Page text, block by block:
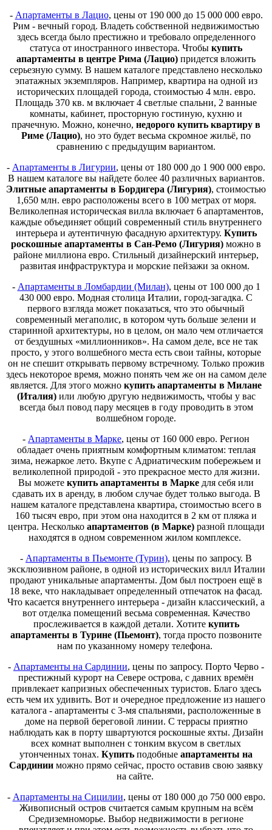
- Апартаменты в Лацио, цены от 190 000 до 15 000 000 евро.
Рим - вечный город. Владеть собственной недвижимостью
здесь всегда было престижно и требовало определенного
статуса от иностранного инвестора. Чтобы купить
апартаменты в центре Рима (Лацио) придется вложить
серьезную сумму. В нашем каталоге представлено несколько
эпатажных экземпляров. Например, квартира на одной из
исторических площадей города, стоимостью 4 млн. евро.
Площадь 370 кв. м включает 4 светлые спальни, 2 ванные
комнаты, кабинет, просторную гостиную, кухню и
прачечную. Можно, конечно, недорого купить квартиру в
Риме (Лацио), но это будет весьма скромное жильё, по
сравнению с предыдущим вариантом.
- Апартаменты в Лигурии, цены от 180 000 до 1 900 000 евро.
В нашем каталоге вы найдете более 40 различных вариантов.
Элитные апартаменты в Бордигера (Лигурия), стоимостью
1,650 млн. евро расположены всего в 100 метрах от моря.
Великолепная историческая вилла включает 6 апартаментов,
каждые объединяет общий современный стиль внутреннего
интерьера и аутентичную фасадную архитектуру. Купить
роскошные апартаменты в Сан-Ремо (Лигурия) можно в
районе миллиона евро. Стильный дизайнерский интерьер,
развитая инфраструктура и морские пейзажи за окном.
- Апартаменты в Ломбардии (Милан), цены от 100 000 до 1
430 000 евро. Модная столица Италии, город-загадка. С
первого взгляда может показаться, что это обычный
современный мегаполис, в котором чуть больше зелени и
старинной архитектуры, но в целом, он мало чем отличается
от бездушных «миллионников». На самом деле, все не так
просто, у этого волшебного места есть свои тайны, которые
он не спешит открывать первому встречному. Только прожив
здесь некоторое время, можно понять чем же он на самом деле
является. Для этого можно купить апартаменты в Милане
(Италия)или любую другую недвижимость, чтобы у вас
всегда был повод пару месяцев в году проводить в этом
волшебном городе.
- Апартаменты в Марке, цены от 160 000 евро. Регион
обладает очень приятным комфортным климатом: теплая
зима, нежаркое лето. Вкупе с Адриатическим побережьем и
великолепной природой - это прекрасное место для жизни.
Вы можете купить апартаменты в Марке для себя или
сдавать их в аренду, в любом случае будет только выгода. В
нашем каталоге представлена квартира, стоимостью всего в
160 тысяч евро, при этом она находится в 2 км от пляжа и
центра. Несколько апартаментов (в Марке) разной площади
находятся в одном современном жилом комплексе.
- Апартаменты в Пьемонте (Турин), цены по запросу. В
эксклюзивном районе, в одной из исторических вилл Италии
продают уникальные апартаменты. Дом был построен ещё в
18 веке, что накладывает определенный отпечаток на фасад.
Что касается внутреннего интерьера - дизайн классический, а
вот отделка помещений весьма современная. Качество
прослеживается в каждой детали. Хотите купить
апартаменты в Турине (Пьемонт), тогда просто позвоните
нам по указанному номеру телефона.
- Апартаменты на Сардинии, цены по запросу. Порто Черво -
престижный курорт на Севере острова, с давних времён
привлекает капризных обеспеченных туристов. Благо здесь
есть чем их удивить. Вот и очередное предложение из нашего
каталога - апартаменты с 3-мя спальнями, расположенные в
доме на первой береговой линии. С террасы приятно
наблюдать как в порту швартуются роскошные яхты. Дизайн
всех комнат выполнен с тонким вкусом в светлых
утонченных тонах. Купить подобные апартаменты на
Сардинии можно прямо сейчас, просто оставив свою заявку
на сайте.
- Апартаменты на Сицилии, цены от 180 000 до 750 000 евро.
Живописный остров считается самым крупным на всём
Средиземноморье. Выбор недвижимости в регионе